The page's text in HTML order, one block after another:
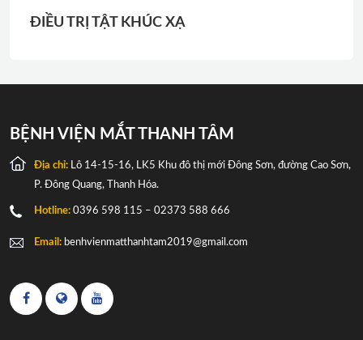
ĐIỀU TRỊ TẬT KHÚC XẠ
BỆNH VIỆN MẮT THANH TÂM
Địa chỉ: Lô 14-15-16, LK5 Khu đô thị mới Đông Sơn, đường Cao Sơn,
P. Đông Quang, Thanh Hóa.
Hotline: 0396 598 115 – 02373 588 666
Email: benhvienmatthanhtam2019@gmail.com